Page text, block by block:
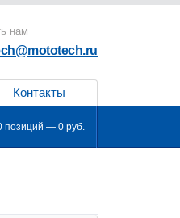
нам
Контакты
позиций — 0 руб.